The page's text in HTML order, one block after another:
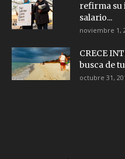
refirma su
salario...
noviembre 1,
CRECE
busca de
octubre 31,